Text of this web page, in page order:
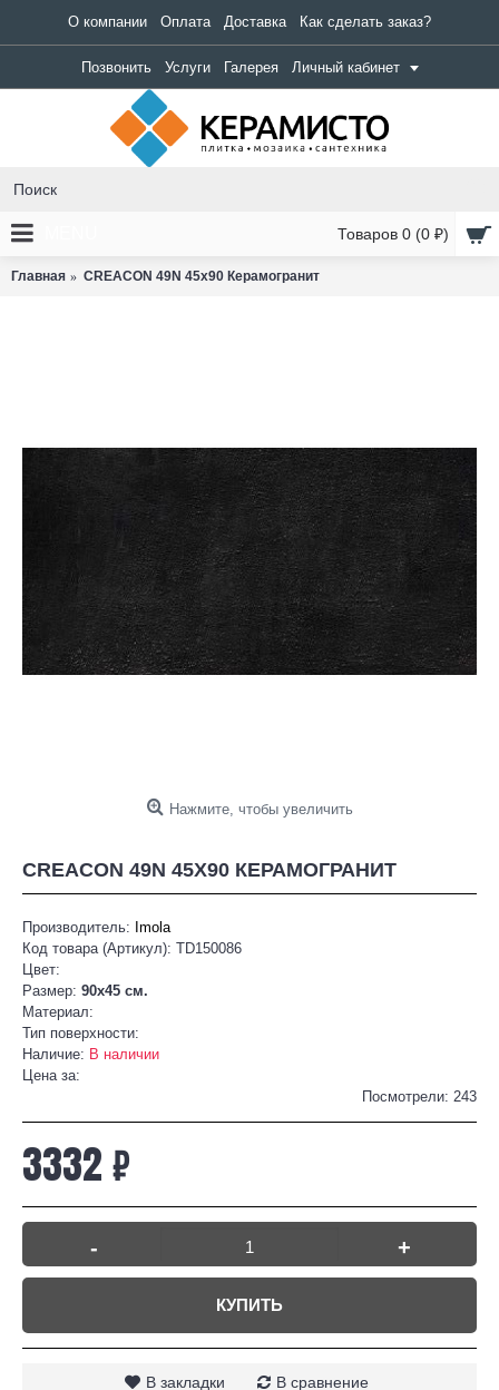
О компании Оплата Доставка Как сделать заказ?
Позвонить Услуги Галерея Личный кабинет
Товаров 0 (0 ₽)
Главная CREACON 49N 45x90 Керамогранит
Нажмите, чтобы увеличить
CREACON 49N 45X90 КЕРАМОГРАНИТ
Производитель: Imola
Код товара (Артикул): TD150086
Цвет:
Размер: 90x45 см.
Материал:
Тип поверхности:
Наличие: В наличии
Цена за:
Посмотрели: 243
3332 ₽
- +
КУПИТЬ
В закладки В сравнение